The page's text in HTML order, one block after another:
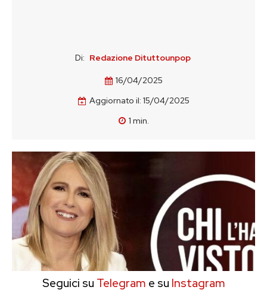
Di: Redazione Dituttounpop
16/04/2025
Aggiornato il: 15/04/2025
1 min.
Seguici su Telegram e su Instagram